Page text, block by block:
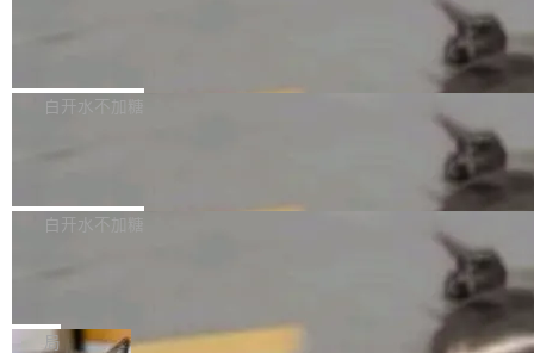
自研的多个文生3D和...
整性保护。效果是：吞吐量提升 41%，每 token
让语音识别不再只是听清，而是真正听懂。通过
w 不要求标准普通话，方言识别覆盖粤语、吴语
新和少量网页兼容性修复版本。 Changes/fixe
容提供的字体时出现的几个问题 为避免音频加
质的最低采样率）的音频格式将被拒绝 修复了 C
白开水不加糖
发布的 Release Notes，他利用 AI 工具（如 Co
最强的若干项。对于尚未正式发版的 PG 19，则
白开水不加糖
维护工作一直与我的日常工作、家务、社交生活
局